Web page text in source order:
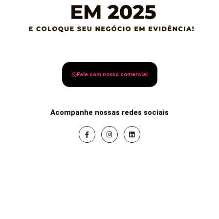
Fale com nosso comercial
Acompanhe nossas redes sociais